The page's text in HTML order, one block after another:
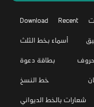
Download Recent
أسماء بخط الثلث
بطاقة دعوة
خط النسخ
شعارات بالخط الديواني